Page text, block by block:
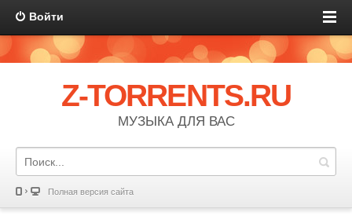
Войти
Z-TORRENTS.RU
МУЗЫКА ДЛЯ ВАС
Полная версия сайта